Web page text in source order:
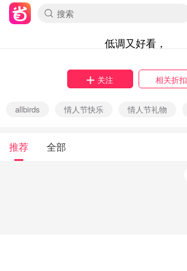
低调又好看，
关注 相关折扣
allbirds 情人节快乐 情人节礼物
推荐 全部